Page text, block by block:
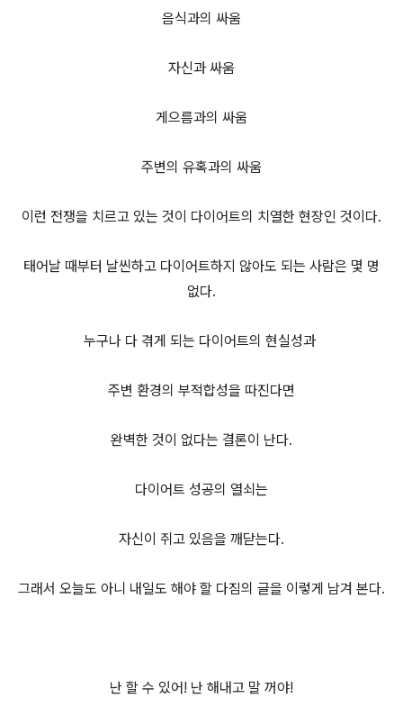
음식과의 싸움
자신과 싸움
게으름과의 싸움
주변의 유혹과의 싸움
이런 전쟁을 치르고 있는 것이 다이어트의 치열한 현장인 것이다.
태어날 때부터 날씬하고 다이어트하지 않아도 되는 사람은 몇 명
없다.
누구나 다 겪게 되는 다이어트의 현실성과
주변 환경의 부적합성을 따진다면
완벽한 것이 없다는 결론이 난다.
다이어트 성공의 열쇠는
자신이 쥐고 있음을 깨닫는다.
그래서 오늘도 아니 내일도 해야 할 다짐의 글을 이렇게 남겨 본다.
난 할 수 있어! 난 해내고 말 꺼야!